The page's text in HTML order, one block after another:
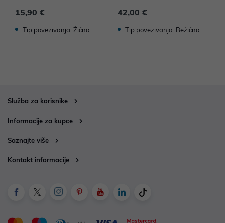
15,90 €
Tip povezivanja: Žično
42,00 €
Tip povezivanja: Bežično
Služba za korisnike
Informacije za kupce
Saznajte više
Kontakt informacije